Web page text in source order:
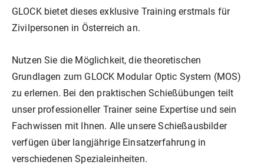
Management
Faustfeuerwaffen
GLOCK Training
Halbautomaten-& PCC-Kurse
Long Range Shooting
Kurse: IPSC
Kurse: Faustfeuerwaffen
Halbautomaten-& PCC-Kurse
Long Range Shooting
GLOCK bietet dieses exklusive Training erstmals für
Zivilpersonen in Österreich an.
Nutzen Sie die Möglichkeit, die theoretischen
Grundlagen zum GLOCK Modular Optic System (MOS)
zu erlernen. Bei den praktischen Schießübungen teilt
unser professioneller Trainer seine Expertise und sein
Fachwissen mit Ihnen. Alle unsere Schießausbilder
verfügen über langjährige Einsatzerfahrung in
verschiedenen Spezialeinheiten.